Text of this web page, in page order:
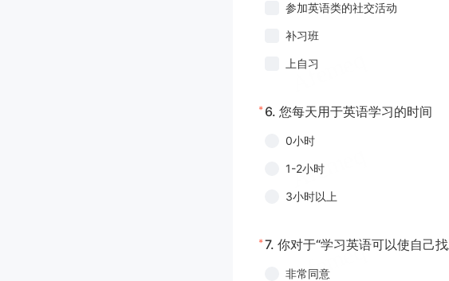
参加英语类的社交活动
补习班
上自习
* 6. 您每天用于英语学习的时间
0小时
1-2小时
3小时以上
*7. 你对于“学习英语可以使自己
非常同意